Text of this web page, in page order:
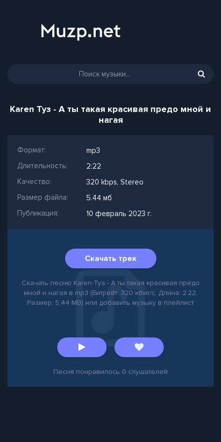
Karen Туз - А ты такая красивая предо мной и
нагая
Формат:
mp3
Длительность:
2:22
Качество:
320 kbps, Stereo
Размер файла:
5.44 мб
Публикация:
10 февраль 2023 г.
Скачать трек
Скачать песню Karen Туз - А ты такая красивая предо
мной и нагая в mp3 (Битрейт: 320 кбит/с, Длина: 2:22,
Размер: 5.44 MB) или добавить музыку в плейлист
Песня понравилось 0 слушателей